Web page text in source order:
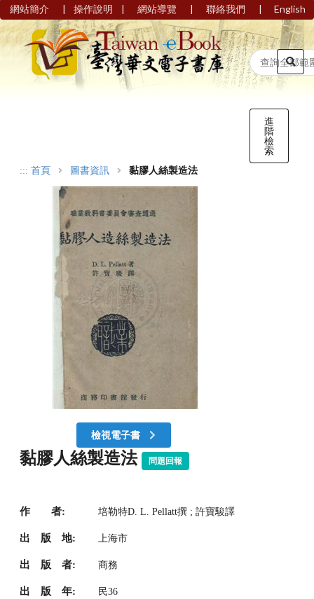
網站簡介 | 操作說明 | 網站導覽 | 聯絡我們 | English
進
階
檢
索
::: 首頁 圖書資訊 黏膠人絲製造法
檢視電子書
黏膠人絲製造法 問題回報
作 者: 培勒特D. L. Pellatt撰 ; 許寶駿譯
出 版 地: 上海市
出 版 者: 商務
出 版 年: 民36